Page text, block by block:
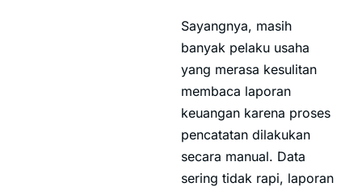
Sayangnya, masih
banyak pelaku usaha
yang merasa kesulitan
membaca laporan
keuangan karena proses
pencatatan dilakukan
secara manual. Data
sering tidak rapi, laporan